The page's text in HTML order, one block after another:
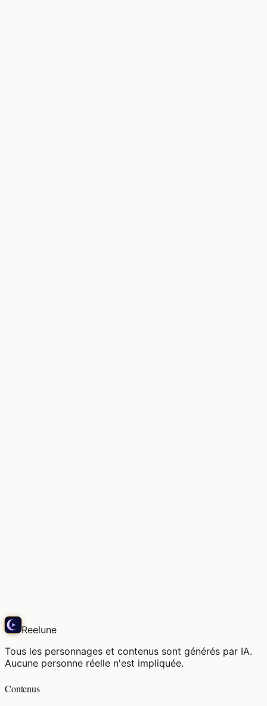
Reelune
Tous les personnages et contenus sont générés par IA.
Aucune personne réelle n'est impliquée.
Contenus